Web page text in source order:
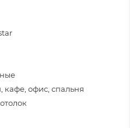
кафе, офис, спальня